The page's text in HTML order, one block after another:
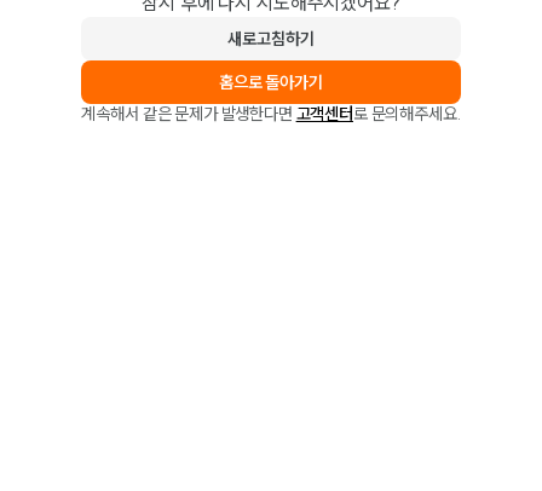
새로고침하기
홈으로 돌아가기
계속해서 같은 문제가 발생한다면 고객센터로 문의해주세요.